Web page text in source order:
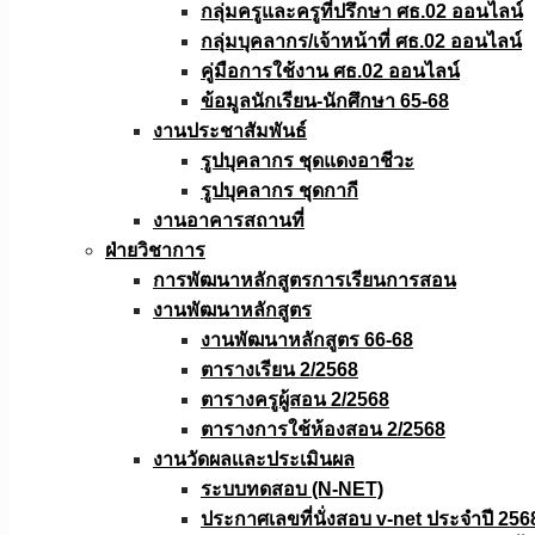
กลุ่มครูและครูที่ปรึกษา ศธ.02 ออนไลน์
กลุ่มบุคลากร/เจ้าหน้าที่ ศธ.02 ออนไลน์
คู่มือการใช้งาน ศธ.02 ออนไลน์
ข้อมูลนักเรียน-นักศึกษา 65-68
งานประชาสัมพันธ์
รูปบุคลากร ชุดแดงอาชีวะ
รูปบุคลากร ชุดกากี
งานอาคารสถานที่
ฝ่ายวิชาการ
การพัฒนาหลักสูตรการเรียนการสอน
งานพัฒนาหลักสูตร
งานพัฒนาหลักสูตร 66-68
ตารางเรียน 2/2568
ตารางครูผู้สอน 2/2568
ตารางการใช้ห้องสอน 2/2568
งานวัดผลเเละประเมินผล
ระบบทดสอบ (N-NET)
ประกาศเลขที่นั่งสอบ v-net ประจำปี